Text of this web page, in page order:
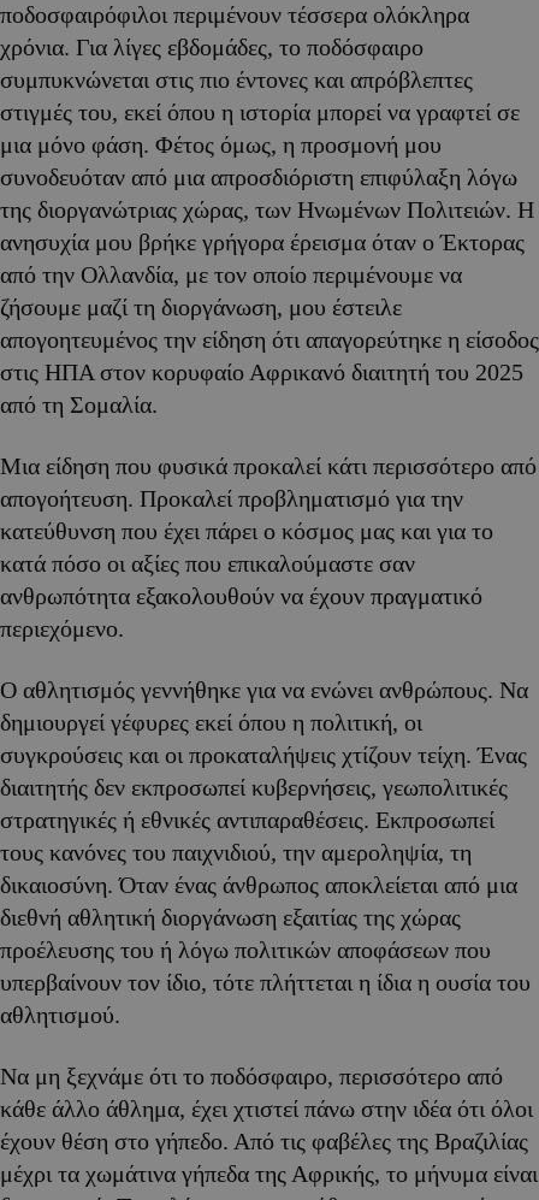
ποδοσφαιρόφιλοι περιμένουν τέσσερα ολόκληρα
χρόνια. Για λίγες εβδομάδες, το ποδόσφαιρο
συμπυκνώνεται στις πιο έντονες και απρόβλεπτες
στιγμές του, εκεί όπου η ιστορία μπορεί να γραφτεί σε
μια μόνο φάση. Φέτος όμως, η προσμονή μου
συνοδευόταν από μια απροσδιόριστη επιφύλαξη λόγω
της διοργανώτριας χώρας, των Ηνωμένων Πολιτειών. Η
ανησυχία μου βρήκε γρήγορα έρεισμα όταν ο Έκτορας
από την Ολλανδία, με τον οποίο περιμένουμε να
ζήσουμε μαζί τη διοργάνωση, μου έστειλε
απογοητευμένος την είδηση ότι απαγορεύτηκε η είσοδος
στις ΗΠΑ στον κορυφαίο Αφρικανό διαιτητή του 2025
από τη Σομαλία.
Μια είδηση που φυσικά προκαλεί κάτι περισσότερο από
απογοήτευση. Προκαλεί προβληματισμό για την
κατεύθυνση που έχει πάρει ο κόσμος μας και για το
κατά πόσο οι αξίες που επικαλούμαστε σαν
ανθρωπότητα εξακολουθούν να έχουν πραγματικό
περιεχόμενο.
Ο αθλητισμός γεννήθηκε για να ενώνει ανθρώπους. Να
δημιουργεί γέφυρες εκεί όπου η πολιτική, οι
συγκρούσεις και οι προκαταλήψεις χτίζουν τείχη. Ένας
διαιτητής δεν εκπροσωπεί κυβερνήσεις, γεωπολιτικές
στρατηγικές ή εθνικές αντιπαραθέσεις. Εκπροσωπεί
τους κανόνες του παιχνιδιού, την αμεροληψία, τη
δικαιοσύνη. Όταν ένας άνθρωπος αποκλείεται από μια
διεθνή αθλητική διοργάνωση εξαιτίας της χώρας
προέλευσης του ή λόγω πολιτικών αποφάσεων που
υπερβαίνουν τον ίδιο, τότε πλήττεται η ίδια η ουσία του
αθλητισμού.
Να μη ξεχνάμε ότι το ποδόσφαιρο, περισσότερο από
κάθε άλλο άθλημα, έχει χτιστεί πάνω στην ιδέα ότι όλοι
έχουν θέση στο γήπεδο. Από τις φαβέλες της Βραζιλίας
μέχρι τα χωμάτινα γήπεδα της Αφρικής, το μήνυμα είναι